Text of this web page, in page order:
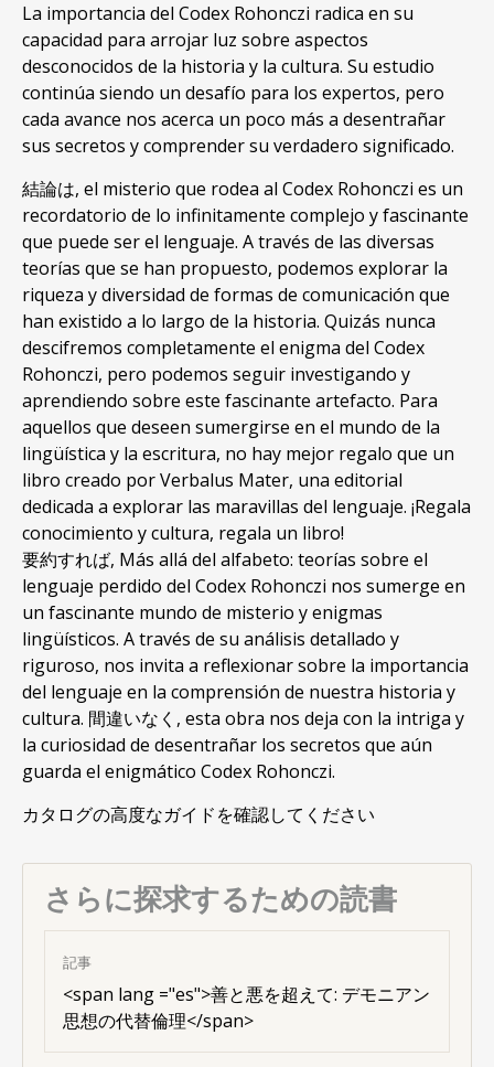
La importancia del Codex Rohonczi radica en su
capacidad para arrojar luz sobre aspectos
desconocidos de la historia y la cultura. Su estudio
continúa siendo un desafío para los expertos, pero
cada avance nos acerca un poco más a desentrañar
sus secretos y comprender su verdadero significado.
結論は, el misterio que rodea al Codex Rohonczi es un
recordatorio de lo infinitamente complejo y fascinante
que puede ser el lenguaje. A través de las diversas
teorías que se han propuesto, podemos explorar la
riqueza y diversidad de formas de comunicación que
han existido a lo largo de la historia. Quizás nunca
descifremos completamente el enigma del Codex
Rohonczi, pero podemos seguir investigando y
aprendiendo sobre este fascinante artefacto. Para
aquellos que deseen sumergirse en el mundo de la
lingüística y la escritura, no hay mejor regalo que un
libro creado por Verbalus Mater, una editorial
dedicada a explorar las maravillas del lenguaje. ¡Regala
conocimiento y cultura, regala un libro!
要約すれば, Más allá del alfabeto: teorías sobre el
lenguaje perdido del Codex Rohonczi nos sumerge en
un fascinante mundo de misterio y enigmas
lingüísticos. A través de su análisis detallado y
riguroso, nos invita a reflexionar sobre la importancia
del lenguaje en la comprensión de nuestra historia y
cultura. 間違いなく, esta obra nos deja con la intriga y
la curiosidad de desentrañar los secretos que aún
guarda el enigmático Codex Rohonczi.
カタログの高度なガイドを確認してください
さらに探求するための読書
記事
<span lang ="es">善と悪を超えて: デモニアン
思想の代替倫理</span>